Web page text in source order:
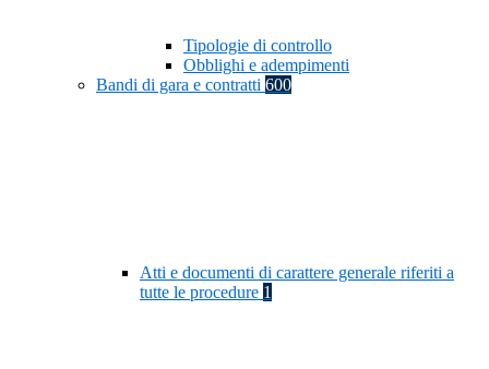
Tipologie di controllo
Obblighi e adempimenti
Bandi di gara e contratti 600
Atti e documenti di carattere generale riferiti a
tutte le procedure 1